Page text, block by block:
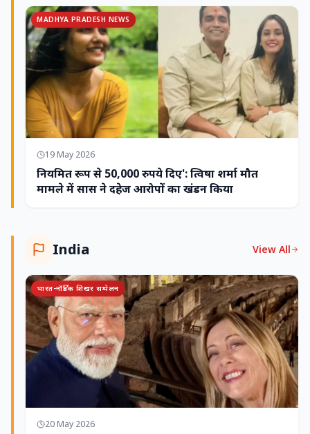
MADHYA PRADESH NEWS
19 May 2026
नियमित रूप से 50,000 रुपये दिए': त्विषा शर्मा मौत
मामले में सास ने दहेज आरोपों का खंडन किया
India View All
भारत-नॉर्डिक शिखर सम्मेलन
20 May 2026